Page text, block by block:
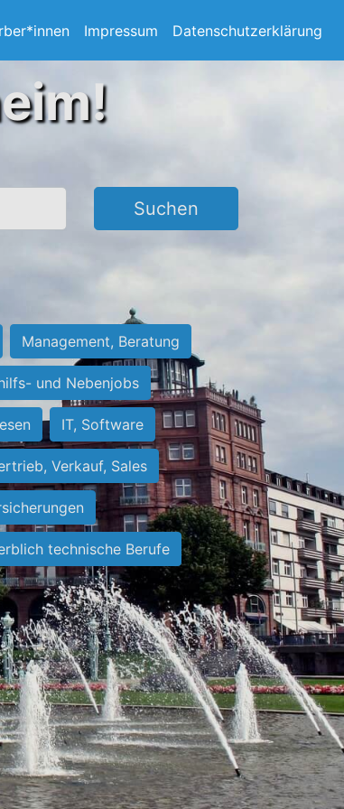
Impressum Datenschutzerklärung
Suchen
Management, Beratung
und Nebenjobs
IT, Software
Verkauf, Sales
technische Berufe